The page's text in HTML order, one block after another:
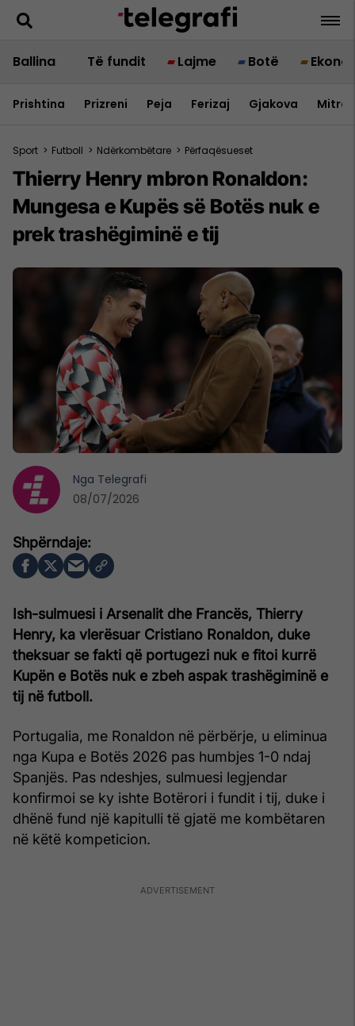
Ballina Të fundit Lajme Botë
Prishtina Prizreni Peja Ferizaj Gjakova
Sport > Futboll > Ndërkombëtare > Përfaqësueset
Thierry Henry mbron Ronaldon:
Mungesa e Kupës së Botës nuk e
prek trashëgiminë e tij
Ish-sulmuesi i Arsenalit dhe Francës, Thierry
Henry, ka vlerësuar Cristiano Ronaldon, duke
theksuar se fakti që portugezi nuk e fitoi kurrë
Kupën e Botës nuk e zbeh aspak trashëgiminë e
tij në futboll.
Portugalia, me Ronaldon në përbërje, u eliminua
nga Kupa e Botës 2026 pas humbjes 1-0 ndaj
Spanjës. Pas ndeshjes, sulmuesi legjendar
konfirmoi se ky ishte Botërori i fundit i tij, duke i
dhënë fund një kapitulli të gjatë me kombëtaren
në këtë kompeticion.
Nga Telegrafi
08/07/2026